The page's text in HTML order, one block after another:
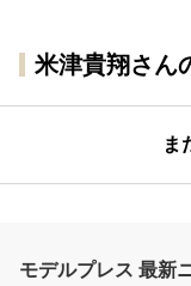
米津貴翔さん
ま
モデルプレス 最新